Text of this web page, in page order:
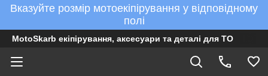
Вказуйте розмір мотоекіпірування у відповідному
полі
MotoSkarb екіпірування, аксесуари та деталі для ТО